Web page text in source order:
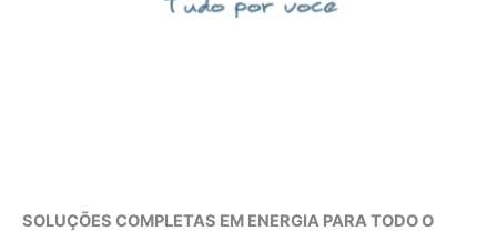
SOLUÇÕES COMPLETAS EM ENERGIA PARA TODO O